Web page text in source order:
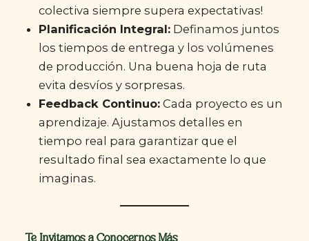
colectiva siempre supera expectativas!
Planificación Integral: Definamos juntos
los tiempos de entrega y los volúmenes
de producción. Una buena hoja de ruta
evita desvíos y sorpresas.
Feedback Continuo: Cada proyecto es un
aprendizaje. Ajustamos detalles en
tiempo real para garantizar que el
resultado final sea exactamente lo que
imaginas.
Te Invitamos a Conocernos Más